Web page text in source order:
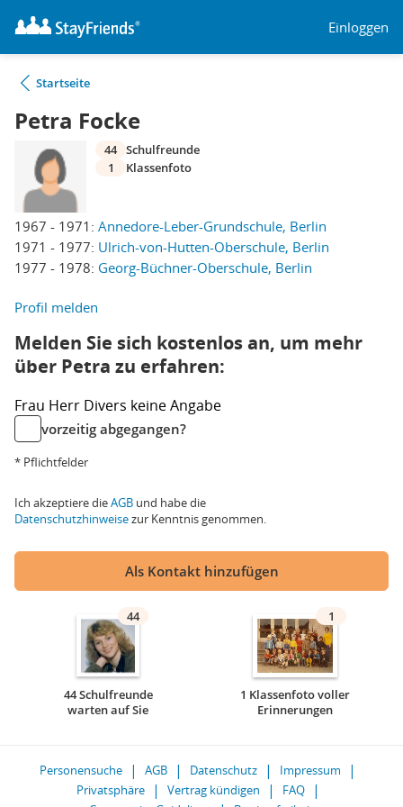
Einloggen
Startseite
Petra Focke
1967 - 1971: Annedore-Leber-Grundschule, Berlin
1971 - 1977: Ulrich-von-Hutten-Oberschule, Berlin
1977 - 1978: Georg-Büchner-Oberschule, Berlin
44 Schulfreunde
1
Klassenfoto
Profil melden
Melden Sie sich kostenlos an, um mehr
über Petra zu erfahren:
Frau Herr Divers keine Angabe
vorzeitig abgegangen?
* Pflichtfelder
Ich akzeptiere dieAGB und habe die
Datenschutzhinweisezur Kenntnis genommen.
Als Kontakt hinzufügen
44
44 Schulfreunde
warten auf Sie
1
1 Klassenfoto voller
Erinnerungen
Personensuche AGB Datenschutz
Impressum
Privatsphäre
Vertrag kündigen
FAQ